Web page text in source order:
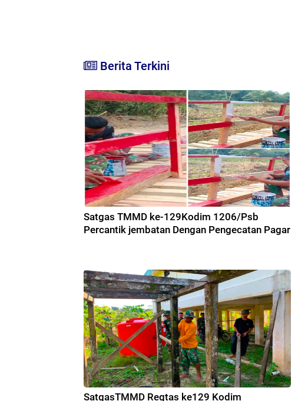
Berita Terkini
Satgas TMMD ke-129Kodim 1206/Psb
Percantik jembatan Dengan Pengecatan Pagar
SatgasTMMD Regtas ke129 Kodim